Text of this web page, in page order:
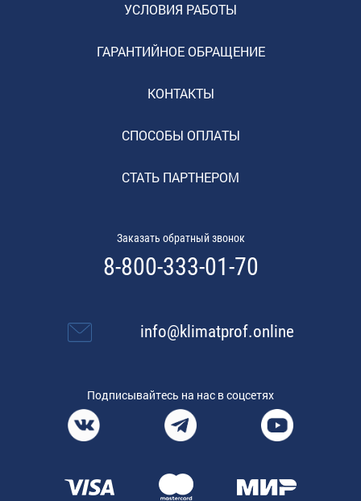
УСЛОВИЯ РАБОТЫ
ГАРАНТИЙНОЕ ОБРАЩЕНИЕ
КОНТАКТЫ
СПОСОБЫ ОПЛАТЫ
СТАТЬ ПАРТНЕРОМ
Заказать обратный звонок
8-800-333-01-70
info@klimatprof.online
Подписывайтесь на нас в соцсетях